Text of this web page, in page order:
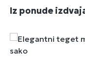
Preskoči galeriju
Iz ponude